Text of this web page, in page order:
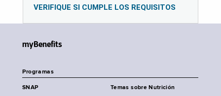
VERIFIQUE SI CUMPLE LOS REQUISITOS
myBenefits
Programas
SNAP Temas sobre Nutrición